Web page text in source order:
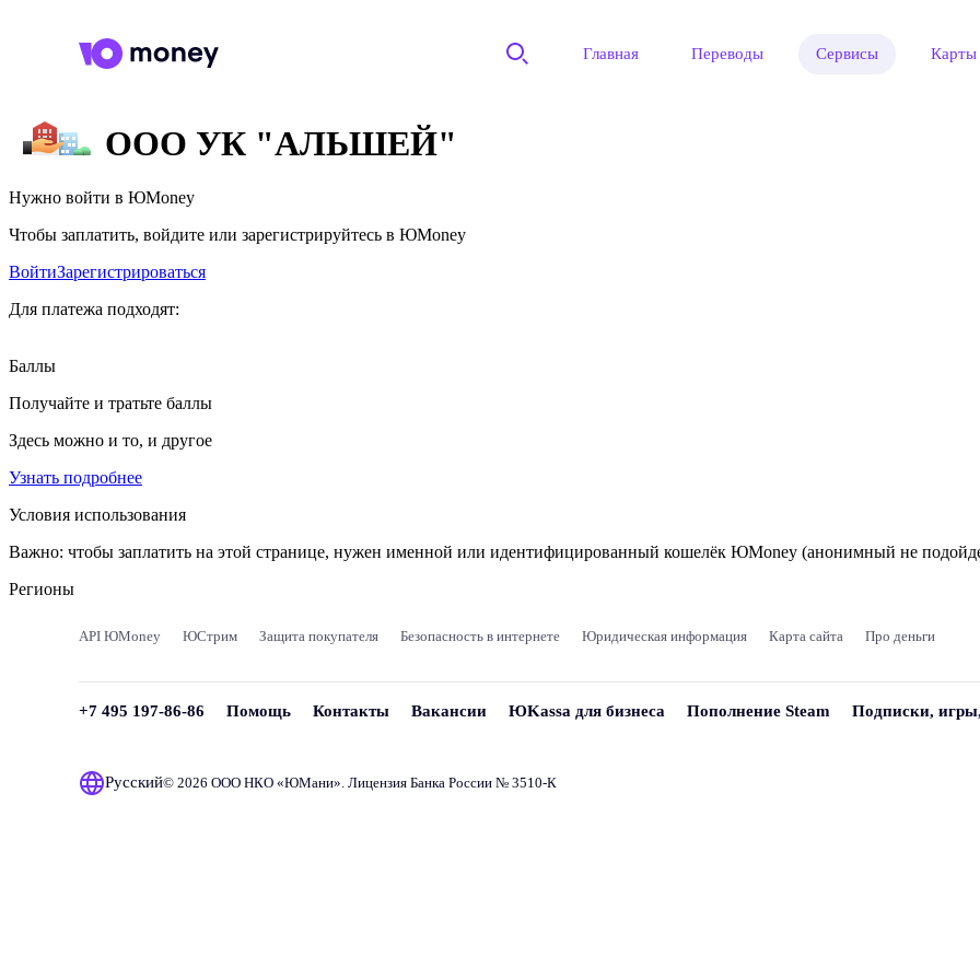
Главная Переводы Сервисы Карты
ООО УК "АЛЬШЕЙ"
Нужно войти в ЮMoney
Чтобы заплатить, войдите или зарегистрируйтесь в ЮMoney
ВойтиЗарегистрироваться
Для платежа подходят:
Баллы
Получайте и тратьте баллы
Здесь можно и то, и другое
Узнать подробнее
Условия использования
Важно: чтобы заплатить на этой странице, нужен именной или идентифицированный кошелёк ЮMoney (анонимный не
Регионы
API ЮMoney ЮСтрим Защита покупателя Безопасность в интернете Юридическая информация Карта сайта Про деньги
+7 495 197-86-86 Помощь Контакты Вакансии ЮKassa для бизнеса Пополнение Steam Подписки,
Русский© 2026 ООО НКО «ЮМани». Лицензия Банка России № 3510‑К